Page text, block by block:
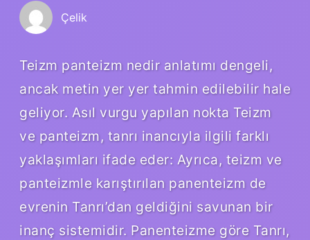
Çelik
Teizm panteizm nedir anlatımı dengeli,
ancak metin yer yer tahmin edilebilir hale
geliyor. Asıl vurgu yapılan nokta Teizm
ve panteizm, tanrı inancıyla ilgili farklı
yaklaşımları ifade eder: Ayrıca, teizm ve
panteizmle karıştırılan panenteizm de
evrenin Tanrı’dan geldiğini savunan bir
inanç sistemidir. Panenteizme göre Tanrı,